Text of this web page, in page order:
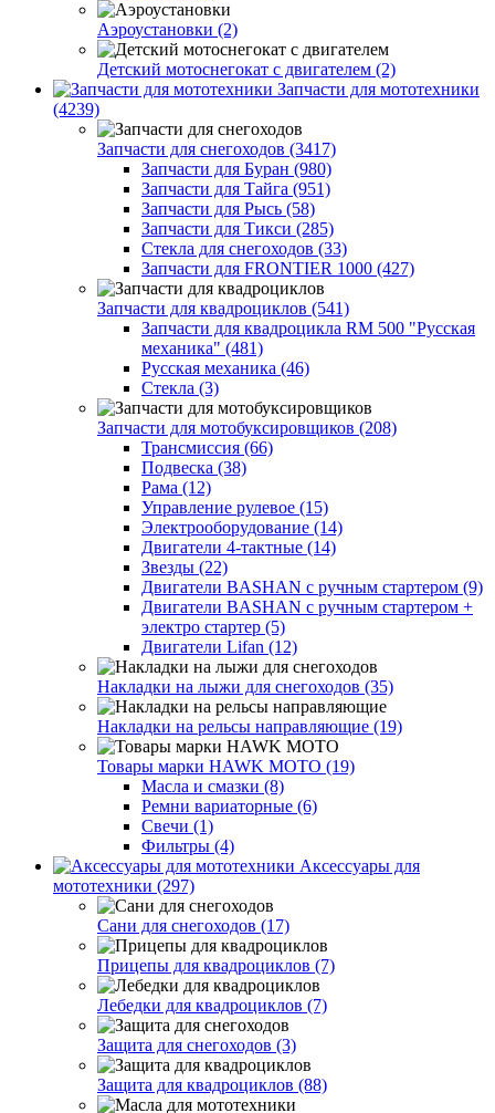
Аэроустановки (2)
Детский мотоснегокат с двигателем (2)
Запчасти для мототехники
(4239)
Запчасти для снегоходов (3417)
Запчасти для Буран (980)
Запчасти для Тайга (951)
Запчасти для Рысь (58)
Запчасти для Тикси (285)
Стекла для снегоходов (33)
Запчасти для FRONTIER 1000 (427)
Запчасти для квадроциклов (541)
Запчасти для квадроцикла RM 500 "Русская
механика" (481)
Русская механика (46)
Стекла (3)
Запчасти для мотобуксировщиков (208)
Трансмиссия (66)
Подвеска (38)
Рама (12)
Управление рулевое (15)
Электрооборудование (14)
Двигатели 4-тактные (14)
Звезды (22)
Двигатели BASHAN с ручным стартером (9)
Двигатели BASHAN с ручным стартером +
электро стартер (5)
Двигатели Lifan (12)
Накладки на лыжи для снегоходов (35)
Накладки на рельсы направляющие (19)
Товары марки HAWK MOTO (19)
Масла и смазки (8)
Ремни вариаторные (6)
Свечи (1)
Фильтры (4)
Аксессуары для
мототехники (297)
Сани для снегоходов (17)
Прицепы для квадроциклов (7)
Лебедки для квадроциклов (7)
Защита для снегоходов (3)
Защита для квадроциклов (88)